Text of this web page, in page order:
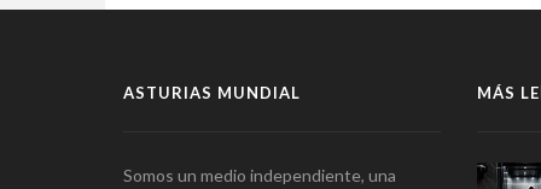
ASTURIAS MUNDIAL
Somos un medio independiente, una
MÁS